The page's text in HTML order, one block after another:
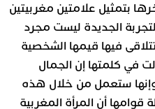
بتمثيل علامتين مغربيتين
الجديدة ليست مجرد
فيها قيمها الشخصية
في كلمتها إن الجمال
وإنها ستعمل من خلال هذه
أن المرأة المغربية